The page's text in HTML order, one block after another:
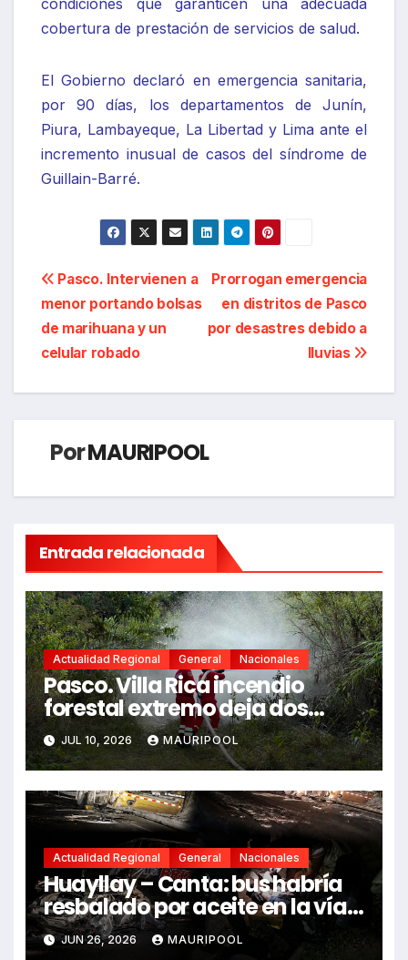
condiciones que garanticen una adecuada
cobertura de prestación de servicios de salud.
El Gobierno declaró en emergencia sanitaria,
por 90 días, los departamentos de Junín,
Piura, Lambayeque, La Libertad y Lima ante el
incremento inusual de casos del síndrome de
Guillain-Barré.
Navegación
de
entradas
Prorrogan emergencia
en distritos de Pasco
por desastres debido a
lluvias
Pasco. Intervienen a
menor portando bolsas
de marihuana y un
celular robado
PorMAURIPOOL
Entrada relacionada
Actualidad Regional General Nacionales
Pasco. Villa Rica incendio
forestal extremo deja dos
fallecidos y heridos
JUL 10, 2026 MAURIPOOL
Actualidad Regional General Nacionales
Huayllay – Canta: bus habría
resbalado por aceite en la vía e
impactó auto siniestrado
dejando dos fallecidos
JUN 26, 2026 MAURIPOOL